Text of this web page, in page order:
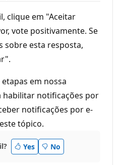
clique em "Aceitar
vote positivamente. Se
sobre esta resposta,
em nossa
habilitar notificações por
notificações por e-
tópico.
Yes No